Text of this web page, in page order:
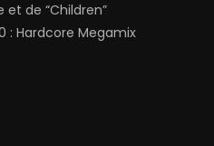
et de “Children”
: Hardcore Megamix